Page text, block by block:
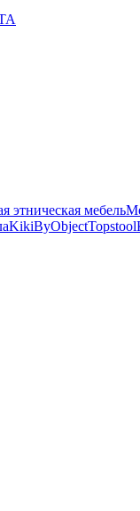
этническая мебель
KikiByObjectTopstool